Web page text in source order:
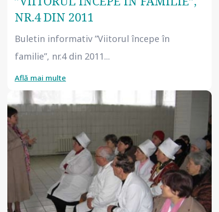
NR.4 DIN 2011
Buletin informativ ”Viitorul începe în
familie”, nr.4 din 2011...
Află mai multe